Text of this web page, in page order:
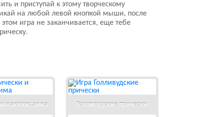
и приступай к этому творческому
на любой левой кнопкой мыши, после
игра не заканчивается, еще тебе
макияж: зима Голливудские прически